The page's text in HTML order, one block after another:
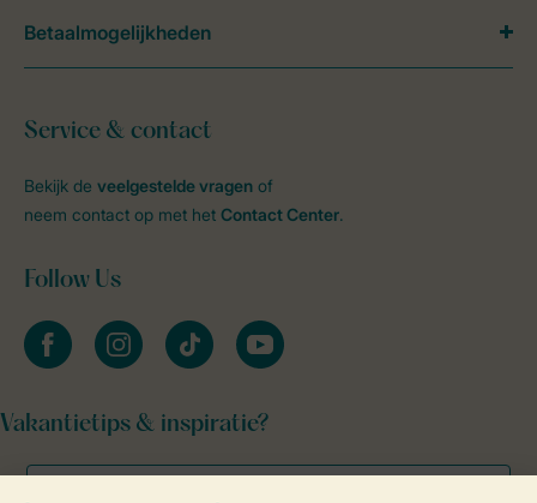
Service & contact
Bekijk de veelgestelde vragen of
neem contact op met het Contact Center.
Follow Us
facebookinstagramtiktok youtube
Vakantietips & inspiratie?
Betaalmogelijkheden